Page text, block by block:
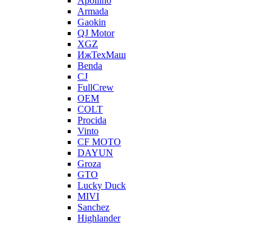
Armada
Gaokin
QJ Motor
XGZ
ИжТехМаш
Benda
CJ
FullCrew
OEM
COLT
Procida
Vinto
CF MOTO
DAYUN
Groza
GTO
Lucky Duck
MIVI
Sanchez
Highlander